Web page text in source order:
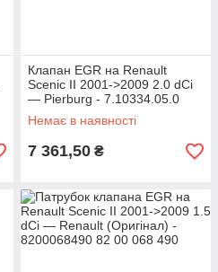
Клапан EGR на Renault
Scenic II 2001->2009 2.0 dCi
— Pierburg - 7.10334.05.0
Немає в наявності
7 361,50 ₴